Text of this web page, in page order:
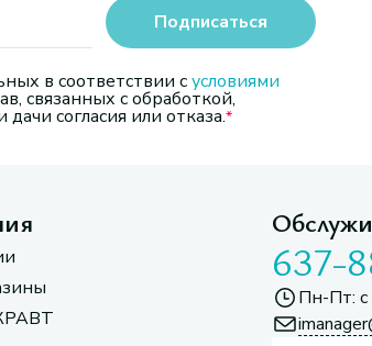
в соответствии сусловиями
связанных с обработкой,
согласия или отказа.
Подписаться
637-
Пн-Пт: с